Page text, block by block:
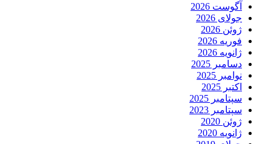
آگوست 2026
جولای 2026
ژوئن 2026
فوریه 2026
ژانویه 2026
دسامبر 2025
نوامبر 2025
اکتبر 2025
سپتامبر 2025
سپتامبر 2023
ژوئن 2020
ژانویه 2020